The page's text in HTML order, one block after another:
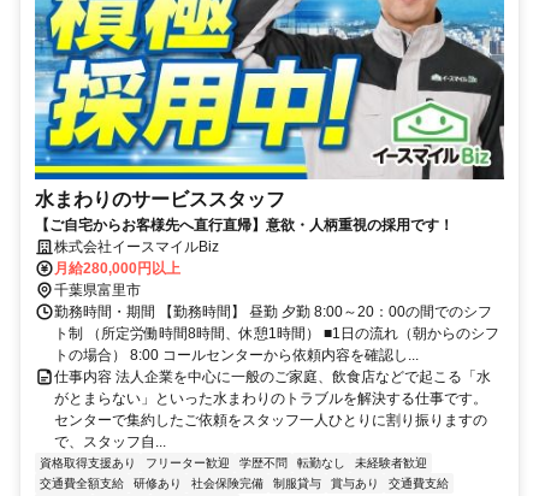
水まわりのサービススタッフ
【ご自宅からお客様先へ直行直帰】意欲・人柄重視の採用です！
株式会社イースマイルBiz
月給280,000円以上
千葉県富里市
勤務時間・期間 【勤務時間】 昼勤 夕勤 8:00～20：00の間でのシフ
ト制 （所定労働時間8時間、休憩1時間） ■1日の流れ（朝からのシフ
トの場合） 8:00 コールセンターから依頼内容を確認し...
仕事内容 法人企業を中心に一般のご家庭、飲食店などで起こる「水
がとまらない」といった水まわりのトラブルを解決する仕事です。
センターで集約したご依頼をスタッフ一人ひとりに割り振りますの
で、スタッフ自...
資格取得支援あり フリーター歓迎 学歴不問 転勤なし
未経験者歓迎
交通費全額支給
研修あり 社会保険完備 制服貸与 賞与あり
交通費支給